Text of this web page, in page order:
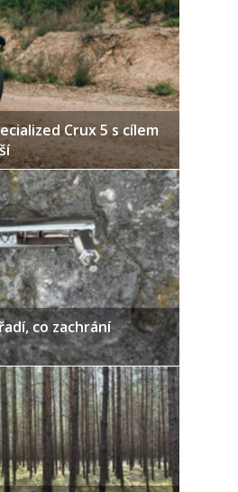
Crux 5 s cílem
co zachrání